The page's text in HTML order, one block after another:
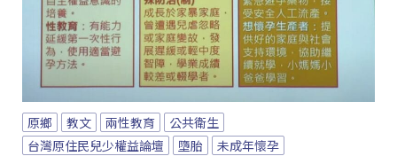
原鄉 教文 兩性教育
公共衛生
台灣原住民兒少權益論壇
墮胎 未成年懷孕